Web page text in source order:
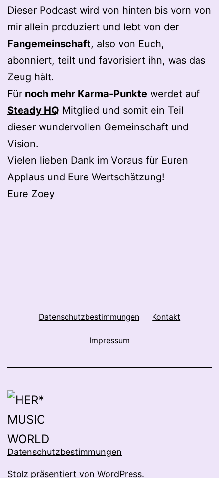
Dieser Podcast wird von hinten bis vorn von
mir allein produziert und lebt von der
Fangemeinschaft, also von Euch,
abonniert, teilt und favorisiert ihn, was das
Zeug hält.
Für noch mehr Karma-Punkte werdet auf
Steady HQ Mitglied und somit ein Teil
dieser wundervollen Gemeinschaft und
Vision.
Vielen lieben Dank im Voraus für Euren
Applaus und Eure Wertschätzung!
Eure Zoey
Datenschutzbestimmungen Kontakt
Impressum
Datenschutzbestimmungen
Stolz präsentiert von WordPress.